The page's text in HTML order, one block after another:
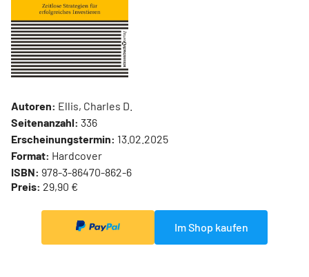
Autoren: Ellis, Charles D.
Seitenanzahl: 336
Erscheinungstermin: 13.02.2025
Format: Hardcover
ISBN: 978-3-86470-862-6
Preis: 29,90 €
Im Shop kaufen